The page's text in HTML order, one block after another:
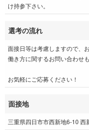
け持参下さい。
選考の流れ
面接日等は考慮しますので、
働き方に関するお問い合わせ
お気軽にご応募ください！
面接地
三重県四日市市西新地6-10 西